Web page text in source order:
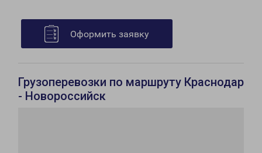
Оформить заявку
Грузоперевозки по маршруту Краснодар
- Новороссийск